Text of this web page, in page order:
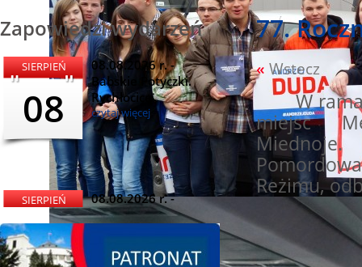
Zapowiedzi wydarzeń
SIERPIEŃ
08
08.08.2026 r. -
Babskie Potyczki.
Rychłocice
czytaj więcej
SIERPIEŃ
08
08.08.2026 r. -
Dożynki i
77.
« Wstecz
W
miejsc
Miednoje.
Reżimu,